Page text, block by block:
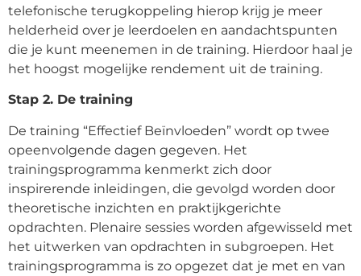
telefonische terugkoppeling hierop krijg je meer
helderheid over je leerdoelen en aandachtspunten
die je kunt meenemen in de training. Hierdoor haal je
het hoogst mogelijke rendement uit de training.
Stap 2. De training
De training “Effectief Beïnvloeden” wordt op twee
opeenvolgende dagen gegeven. Het
trainingsprogramma kenmerkt zich door
inspirerende inleidingen, die gevolgd worden door
theoretische inzichten en praktijkgerichte
opdrachten. Plenaire sessies worden afgewisseld met
het uitwerken van opdrachten in subgroepen. Het
trainingsprogramma is zo opgezet dat je met en van